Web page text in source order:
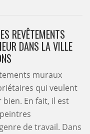
REVÊTEMENTS
DANS LA VILLE
muraux
qui veulent
En fait, il est
de travail. Dans